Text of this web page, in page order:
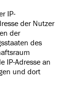
IP-
der Nutzer
der
des
IP-Adresse an
und dort